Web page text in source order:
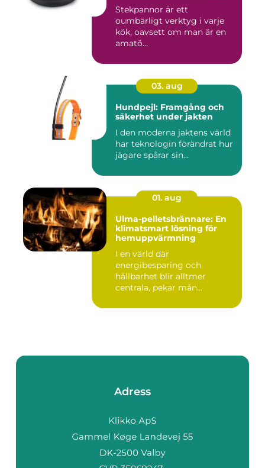
Stekpannor är ett
oumbärligt verktyg i varje
kök, oavsett om man är en
amatö...
03. aug
Hundpejl: Framgång och
säkerhet under jakten
I den moderna jaktens värld
har teknologin förändrat hur
jägare spårar sin...
01. aug
Ulma-pelletsbrännare: En
klimatsmart lösning för
hemuppvärmning
I en värld där
energibesparing och
hållbarhet blir alltmer
centrala, pekar mån...
Adress